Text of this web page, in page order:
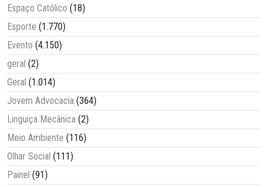
Espaço Católico (18)
Esporte (1.770)
Evento (4.150)
geral (2)
Geral (1.014)
Jovem Advocacia (364)
Linguiça Mecânica (2)
Meio Ambiente (116)
Olhar Social (111)
Painel (91)